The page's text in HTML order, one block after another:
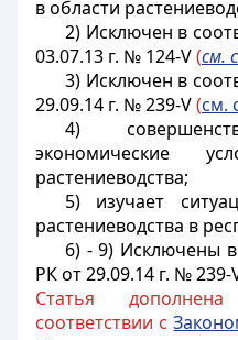
в области
2) Исключен в
03.07.13 г. № 124-V(см.
3) Исключен в
29.09.14 г. № 239-V(см.
4)
экономические
растениеводства;
5) изучает
растениеводства в
6) - 9) Исключены в
РК от 29.09.14 г. № 239-
Статья
соответствии с